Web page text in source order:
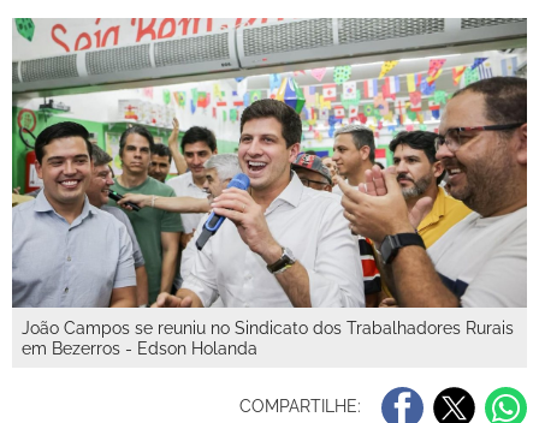
João Campos se reuniu no Sindicato dos Trabalhadores Rurais
em Bezerros - Edson Holanda
COMPARTILHE: